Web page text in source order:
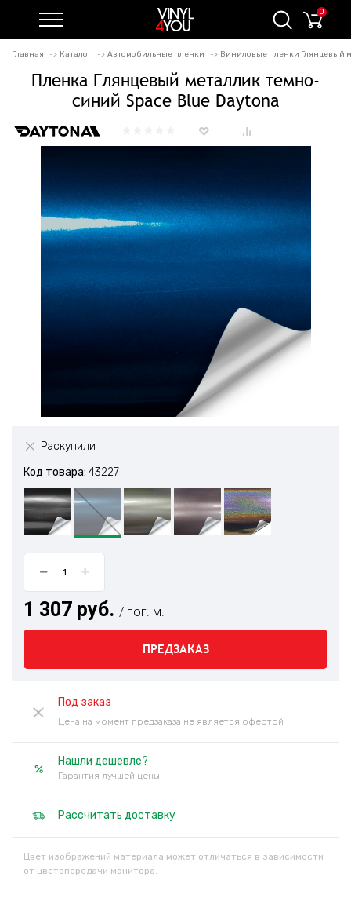
0
Главная Каталог Автомобильные пленки Виниловые пленки Глянцевый
Пленка Глянцевый металлик темно-
синий Space Blue Daytona
Раскупили
Код товара: 43227
1 307 руб. / пог. м.
ПРЕДЗАКАЗ
Под заказ
Цена на момент предзаказа не является офертой
Нашли дешевле?
Гарантия лучшей цены!
Рассчитать доставку
Цвет изображений материала может отличаться в зависимости
от цветопередачи монитора.